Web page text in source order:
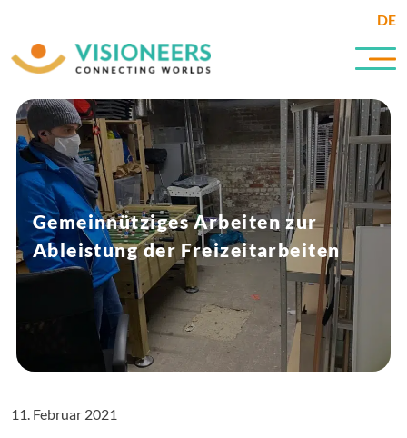
DE
Gemeinnütziges Arbeiten zur
Ableistung der Freizeitarbeiten
11. Februar 2021